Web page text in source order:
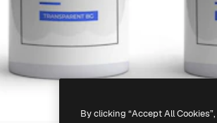
By clicking “Accept All